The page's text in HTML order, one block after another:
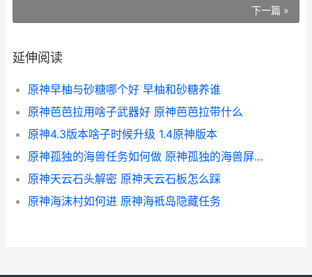
下一篇 »
延伸阅读
原神早柚与砂糖哪个好 早柚和砂糖养谁
原神芭芭拉用啥子武器好 原神芭芭拉带什么
原神4.3版本啥子时候升级 1.4原神版本
原神孤独的海兽任务如何做 原神孤独的海兽屏障进不去_2
原神天云石头解密 原神天云石板怎么踩
原神海沫村如何进 原神海袛岛隐藏任务